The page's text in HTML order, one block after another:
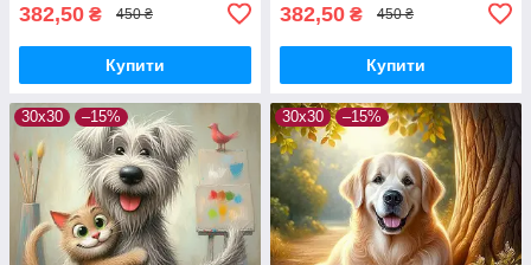
382,50 ₴ 450 ₴
Купити
382,50 ₴ 450 ₴
Купити
30x30 –15% 30x30 –15%